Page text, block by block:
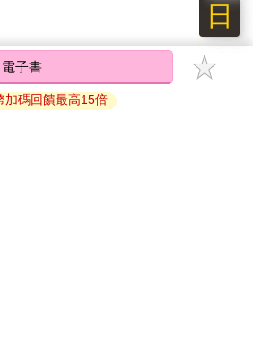
子書服務「我的e書櫃」，點選線上
日